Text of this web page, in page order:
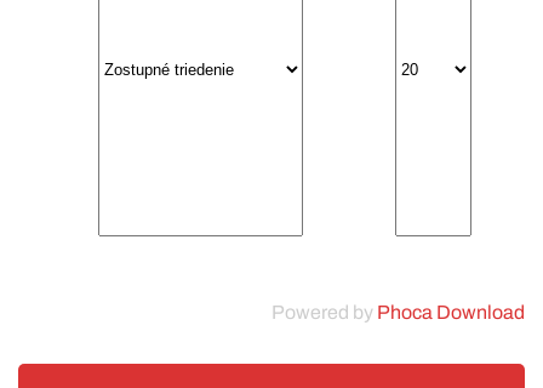
Powered by Phoca Download